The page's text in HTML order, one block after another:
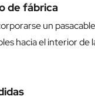
de fábrica
un
hacia el interior